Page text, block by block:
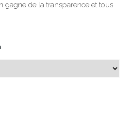
gagne de la transparence et tous